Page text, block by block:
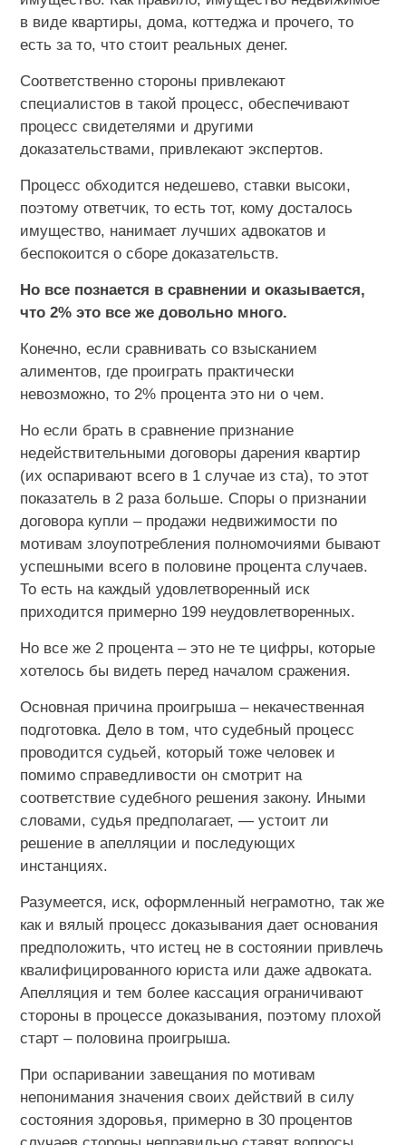
в виде квартиры, дома, коттеджа и прочего, то
есть за то, что стоит реальных денег.
Соответственно стороны привлекают
специалистов в такой процесс, обеспечивают
процесс свидетелями и другими
доказательствами, привлекают экспертов.
Процесс обходится недешево, ставки высоки,
поэтому ответчик, то есть тот, кому досталось
имущество, нанимает лучших адвокатов и
беспокоится о сборе доказательств.
Но все познается в сравнении и оказывается,
что 2% это все же довольно много.
Конечно, если сравнивать со взысканием
алиментов, где проиграть практически
невозможно, то 2% процента это ни о чем.
Но если брать в сравнение признание
недействительными договоры дарения квартир
(их оспаривают всего в 1 случае из ста), то этот
показатель в 2 раза больше. Споры о признании
договора купли – продажи недвижимости по
мотивам злоупотребления полномочиями бывают
успешными всего в половине процента случаев.
То есть на каждый удовлетворенный иск
приходится примерно 199 неудовлетворенных.
Но все же 2 процента – это не те цифры, которые
хотелось бы видеть перед началом сражения.
Основная причина проигрыша – некачественная
подготовка. Дело в том, что судебный процесс
проводится судьей, который тоже человек и
помимо справедливости он смотрит на
соответствие судебного решения закону. Иными
словами, судья предполагает, — устоит ли
решение в апелляции и последующих
инстанциях.
Разумеется, иск, оформленный неграмотно, так же
как и вялый процесс доказывания дает основания
предположить, что истец не в состоянии привлечь
квалифицированного юриста или даже адвоката.
Апелляция и тем более кассация ограничивают
стороны в процессе доказывания, поэтому плохой
старт – половина проигрыша.
При оспаривании завещания по мотивам
непонимания значения своих действий в силу
состояния здоровья, примерно в 30 процентов